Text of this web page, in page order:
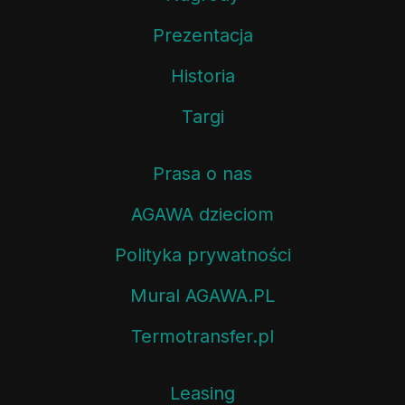
Prezentacja
Historia
Targi
Prasa o nas
AGAWA dzieciom
Polityka prywatności
Mural AGAWA.PL
Termotransfer.pl
Leasing